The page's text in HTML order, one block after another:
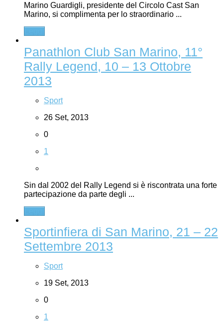
Marino Guardigli, presidente del Circolo Cast San
Marino, si complimenta per lo straordinario ...
Panathlon Club San Marino, 11°
Rally Legend, 10 – 13 Ottobre
2013
Sport
26 Set, 2013
0
1
Sin dal 2002 del Rally Legend si è riscontrata una forte
partecipazione da parte degli ...
Sportinfiera di San Marino, 21 – 22
Settembre 2013
Sport
19 Set, 2013
0
1